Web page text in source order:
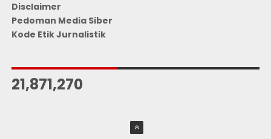
Disclaimer
Pedoman Media Siber
Kode Etik Jurnalistik
21,871,270